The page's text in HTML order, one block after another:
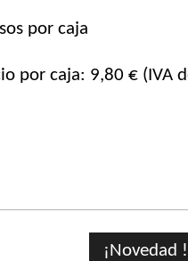
por caja
por caja: 9,80 € (IVA
¡Novedad